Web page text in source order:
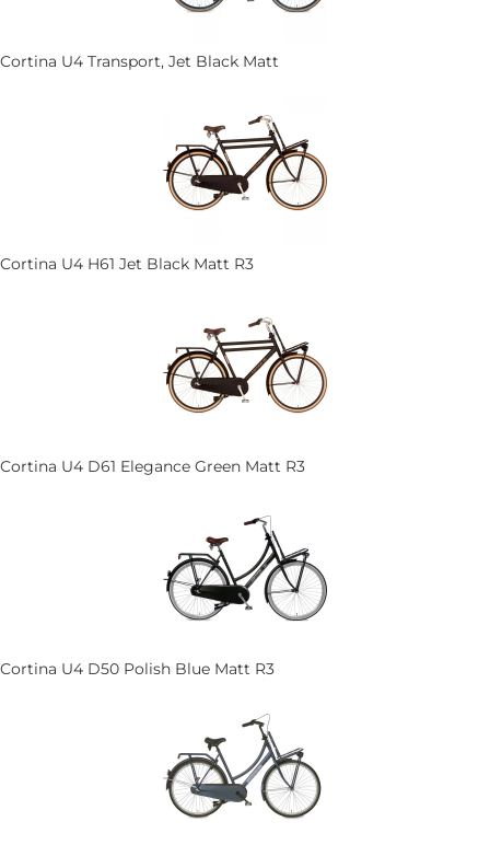
Cortina U4 Transport, Jet Black Matt
Cortina U4 H61 Jet Black Matt R3
Cortina U4 D61 Elegance Green Matt R3
Cortina U4 D50 Polish Blue Matt R3